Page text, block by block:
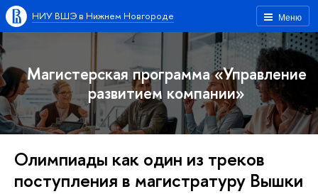
Меню
НИУ ВШЭ в Нижнем Новгороде
Магистерская программа «Управление
развитием компании»
Олимпиады как один из треков
поступления в магистратуру Вышки